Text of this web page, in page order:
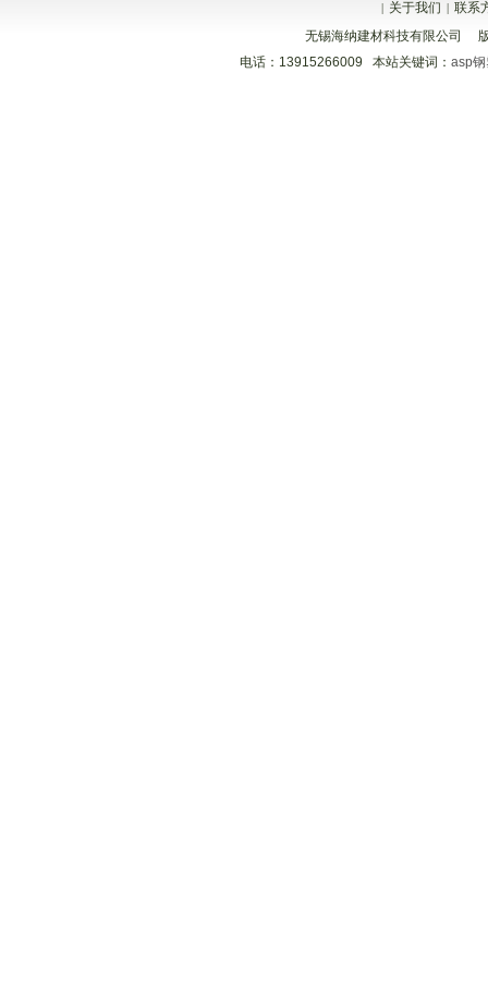
| 关于我们 | 联系
无锡海纳建材科技有限公司
电话：13915266009 本站关键词： asp